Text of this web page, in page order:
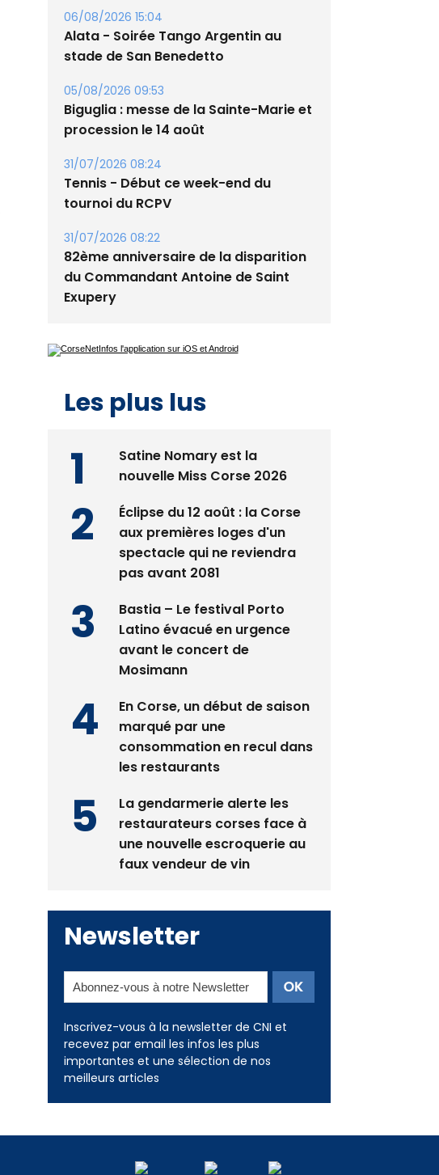
étoiles
06/08/2026 15:04
stade de San Benedetto
05/08/2026 09:53
procession le 14 août
31/07/2026 08:24
tournoi du RCPV
31/07/2026 08:22
82ème anniversaire de la disparition
nouvelle Miss Corse 2026
Éclipse du 12 août : la Corse
aux premières loges d'un
pas avant 2081
Bastia – Le festival Porto
Latino évacué en urgence
Mosimann
En Corse, un début de saison
marqué par une
les restaurants
La gendarmerie alerte les
restaurateurs corses face à
Newsletter
Inscrivez-vous à la newsletter de CNI et
recevez par email les infos les plus